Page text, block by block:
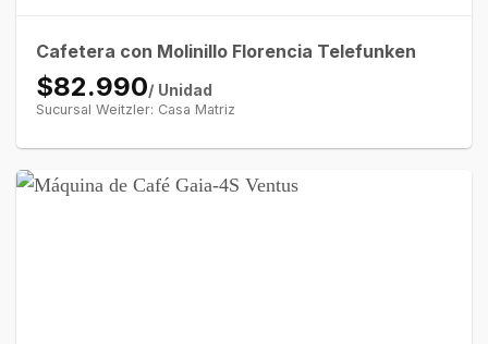
Cafetera con Molinillo Florencia Telefunken
$82.990/ Unidad
Sucursal Weitzler: Casa Matriz